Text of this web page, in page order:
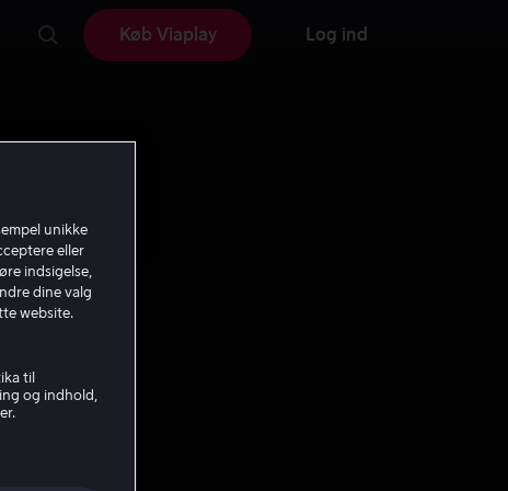
Køb Viaplay Log ind
unikke
eller
indsigelse,
dine valg
website.
til
og indhold,